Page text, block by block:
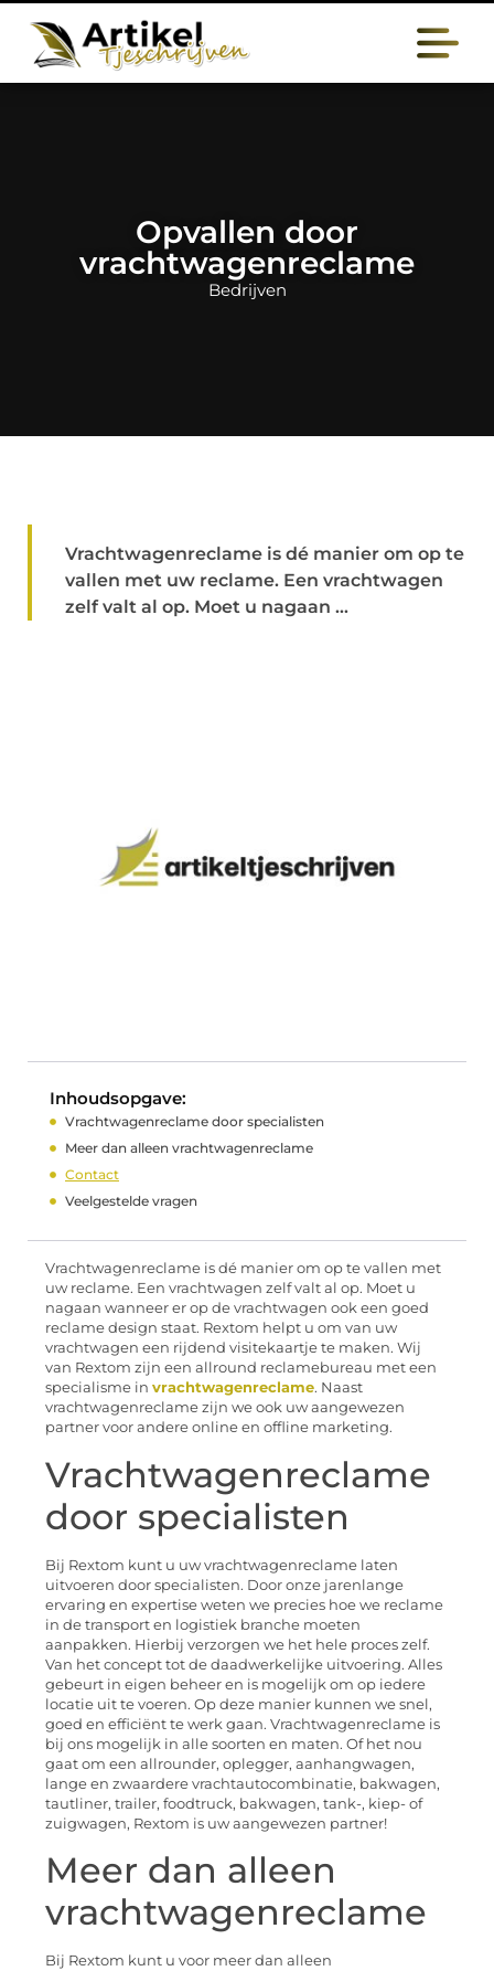
Opvallen door
vrachtwagenreclame
Bedrijven
Vrachtwagenreclame is dé manier om op te
vallen met uw reclame. Een vrachtwagen
zelf valt al op. Moet u nagaan ...
Inhoudsopgave:
Vrachtwagenreclame door specialisten
Meer dan alleen vrachtwagenreclame
Contact
Veelgestelde vragen
Vrachtwagenreclame is dé manier om op te vallen met
uw reclame. Een vrachtwagen zelf valt al op. Moet u
nagaan wanneer er op de vrachtwagen ook een goed
reclame design staat. Rextom helpt u om van uw
vrachtwagen een rijdend visitekaartje te maken. Wij
van Rextom zijn een allround reclamebureau met een
specialisme in vrachtwagenreclame. Naast
vrachtwagenreclame zijn we ook uw aangewezen
partner voor andere online en offline marketing.
Vrachtwagenreclame
door specialisten
Bij Rextom kunt u uw vrachtwagenreclame laten
uitvoeren door specialisten. Door onze jarenlange
ervaring en expertise weten we precies hoe we reclame
in de transport en logistiek branche moeten
aanpakken. Hierbij verzorgen we het hele proces zelf.
Van het concept tot de daadwerkelijke uitvoering. Alles
gebeurt in eigen beheer en is mogelijk om op iedere
locatie uit te voeren. Op deze manier kunnen we snel,
goed en efficiënt te werk gaan. Vrachtwagenreclame is
bij ons mogelijk in alle soorten en maten. Of het nou
gaat om een allrounder, oplegger, aanhangwagen,
lange en zwaardere vrachtautocombinatie, bakwagen,
tautliner, trailer, foodtruck, bakwagen, tank-, kiep- of
zuigwagen, Rextom is uw aangewezen partner!
Meer dan alleen
vrachtwagenreclame
Bij Rextom kunt u voor meer dan alleen